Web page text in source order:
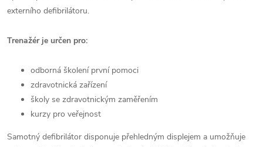
externího defibrilátoru.
Trenažér je určen pro:
odborná školení první pomoci
zdravotnická zařízení
školy se zdravotnickým zaměřením
kurzy pro veřejnost
Samotný defibrilátor disponuje přehledným displejem a umožňuje